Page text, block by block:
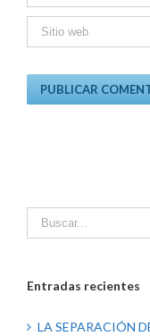
Entradas recientes
LA SEPARACIÓN